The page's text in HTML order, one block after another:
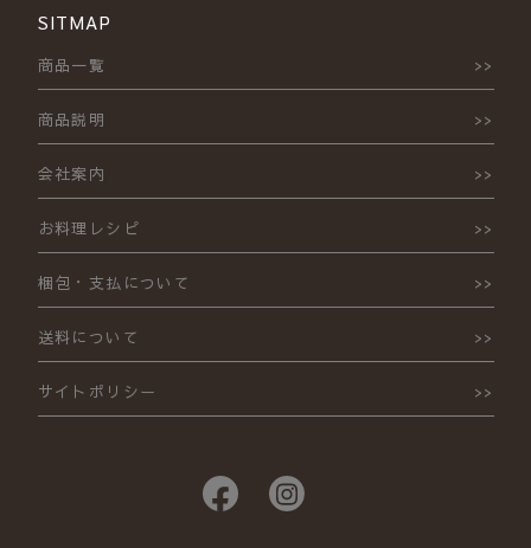
SITMAP
商品一覧
商品説明
会社案内
お料理レシピ
梱包・支払について
送料について
サイトポリシー